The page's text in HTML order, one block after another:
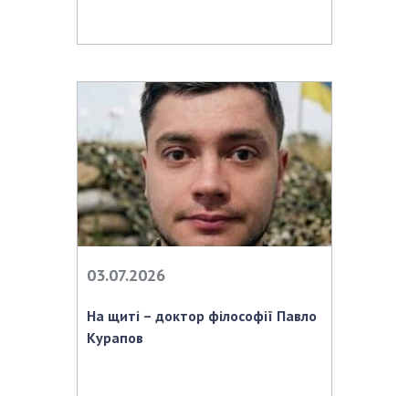
ЗАСІДАННЯ ПРЕЗИДІЇ НАН УКРАЇНИ
НАУКОВІ ВИДАННЯ
МЕДІА ПРО НАС
АКАДЕМІЯ КОМЕНТУЄ
КОНТАКТИ
ПРОФСПІЛКА НАН УКРАЇНИ
КАБІНЕТ03.07.2026
На щиті – доктор філософії Павло
Курапов